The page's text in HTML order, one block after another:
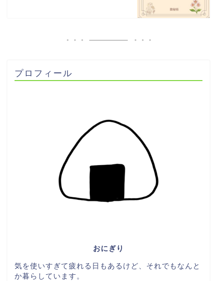
プロフィール
おにぎり
気を使いすぎて疲れる日もあるけど、それでもなんと
か暮らしています。